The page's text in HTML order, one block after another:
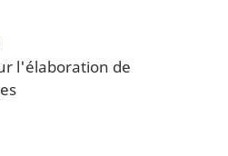
l'élaboration de